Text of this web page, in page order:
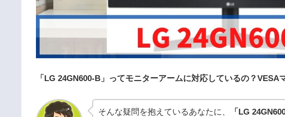
「LG 24GN600-B」ってモニターアームに対応しているの？VESA
そんな疑問を抱えているあなたに、
「LG